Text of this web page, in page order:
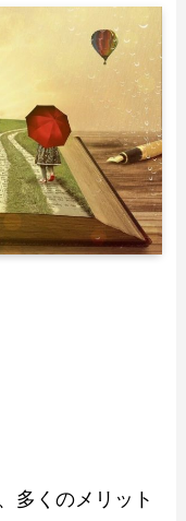
多くのメリット